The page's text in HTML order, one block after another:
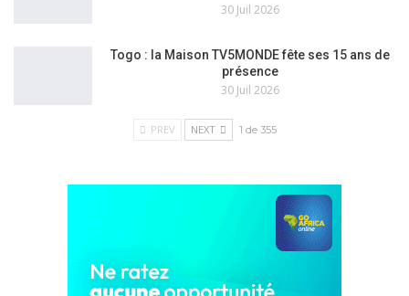
30 Juil 2026
Togo : la Maison TV5MONDE fête ses 15 ans de
présence
30 Juil 2026
PREV NEXT 1 de 355